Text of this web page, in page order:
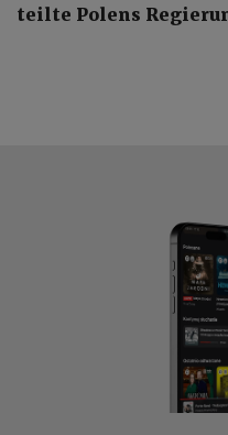
teilte Polens